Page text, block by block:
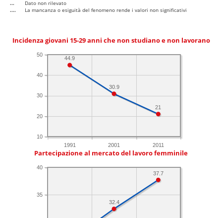
...
Dato non rilevato
....
La mancanza o esiguità del fenomeno rende i valori non significativi
Incidenza giovani 15-29 anni che non studiano e non lavorano
1991 2001 2011
10
20
30
40
50
21
30.9
44.9
Partecipazione al mercato del lavoro femminile
35
40
37.7
32.4